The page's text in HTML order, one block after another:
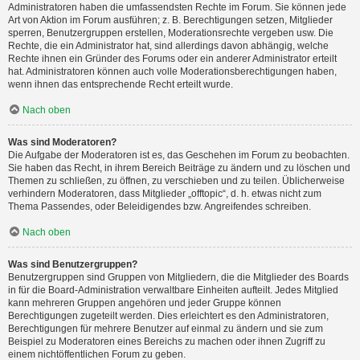
Administratoren haben die umfassendsten Rechte im Forum. Sie können jede
Art von Aktion im Forum ausführen; z. B. Berechtigungen setzen, Mitglieder
sperren, Benutzergruppen erstellen, Moderationsrechte vergeben usw. Die
Rechte, die ein Administrator hat, sind allerdings davon abhängig, welche
Rechte ihnen ein Gründer des Forums oder ein anderer Administrator erteilt
hat. Administratoren können auch volle Moderationsberechtigungen haben,
wenn ihnen das entsprechende Recht erteilt wurde.
Nach oben
Was sind Moderatoren?
Die Aufgabe der Moderatoren ist es, das Geschehen im Forum zu beobachten.
Sie haben das Recht, in ihrem Bereich Beiträge zu ändern und zu löschen und
Themen zu schließen, zu öffnen, zu verschieben und zu teilen. Üblicherweise
verhindern Moderatoren, dass Mitglieder „offtopic“, d. h. etwas nicht zum
Thema Passendes, oder Beleidigendes bzw. Angreifendes schreiben.
Nach oben
Was sind Benutzergruppen?
Benutzergruppen sind Gruppen von Mitgliedern, die die Mitglieder des Boards
in für die Board-Administration verwaltbare Einheiten aufteilt. Jedes Mitglied
kann mehreren Gruppen angehören und jeder Gruppe können
Berechtigungen zugeteilt werden. Dies erleichtert es den Administratoren,
Berechtigungen für mehrere Benutzer auf einmal zu ändern und sie zum
Beispiel zu Moderatoren eines Bereichs zu machen oder ihnen Zugriff zu
einem nichtöffentlichen Forum zu geben.